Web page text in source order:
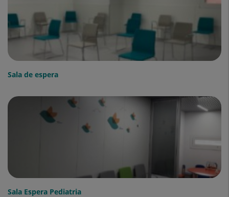
Sala de espera
Sala Espera Pediatria